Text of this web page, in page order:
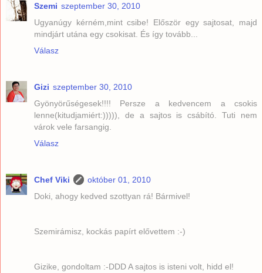
Szemi szeptember 30, 2010
Ugyanúgy kérném,mint csibe! Először egy sajtosat, majd
mindjárt utána egy csokisat. És így tovább...
Válasz
Gizi szeptember 30, 2010
Gyönyörűségesek!!!! Persze a kedvencem a csokis
lenne(kitudjamiért:))))), de a sajtos is csábító. Tuti nem
várok vele farsangig.
Válasz
Chef Viki
október 01, 2010
Doki, ahogy kedved szottyan rá! Bármivel!
Szemirámisz, kockás papírt elővettem :-)
Gizike, gondoltam :-DDD A sajtos is isteni volt, hidd el!